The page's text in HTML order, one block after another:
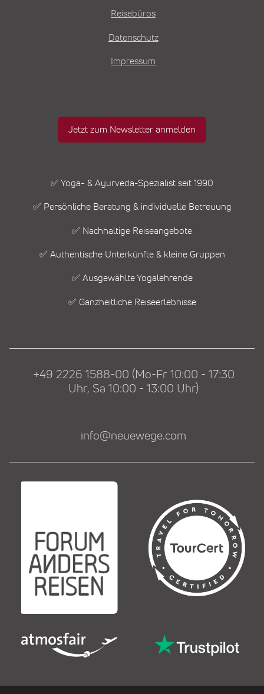
Reisebüros
Datenschutz
Impressum
Jetzt zum Newsletter anmelden
✅ Yoga- & Ayurveda-Spezialist seit 1990
✅ Persönliche Beratung & individuelle Betreuung
✅ Nachhaltige Reiseangebote
✅ Authentische Unterkünfte & kleine Gruppen
✅ Ausgewählte Yogalehrende
✅ Ganzheitliche Reiseerlebnisse
+49 2226 1588-00 (Mo-Fr 10:00 - 17:30
Uhr, Sa 10:00 - 13:00 Uhr)
info@neuewege.com